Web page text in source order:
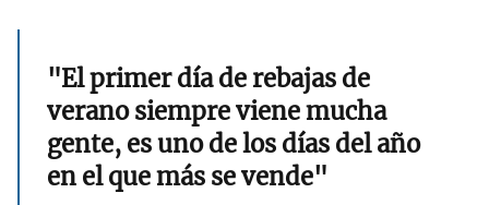
"El primer día de rebajas de
verano siempre viene mucha
gente, es uno de los días del año
en el que más se vende"